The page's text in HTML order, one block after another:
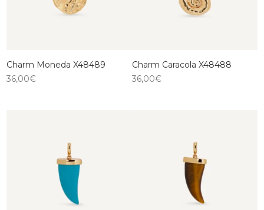
Charm Moneda X48489
36,00€
Charm Caracola X48488
36,00€